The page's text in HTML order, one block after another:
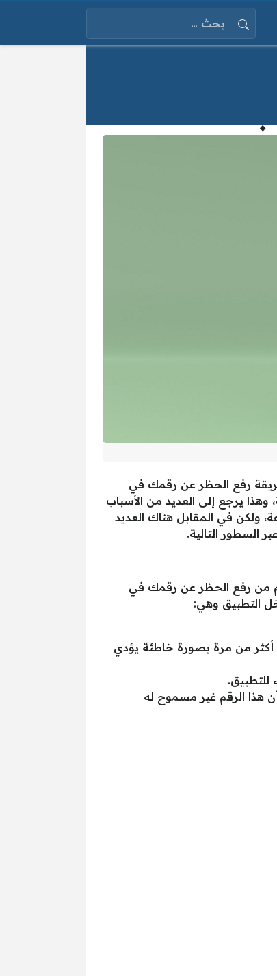
البحث عن:
رفع الحظر عن رقمك في
يرجع إلى العديد من الأسباب
ولكن في المقابل هناك العديد
التالية.
من رفع الحظر عن رقمك في
التطبيق وهي:
أكثر من مرة بصورة خاطئة يؤدي
للتطبيق.
هذا الرقم غير مسموح له